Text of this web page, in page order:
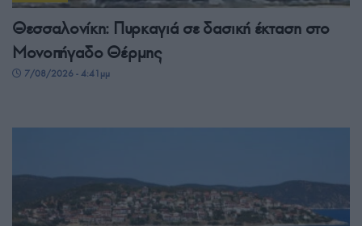
Θεσσαλονίκη: Πυρκαγιά σε δασική έκταση στο
Μονοπήγαδο Θέρμης
7/08/2026 - 4:41μμ